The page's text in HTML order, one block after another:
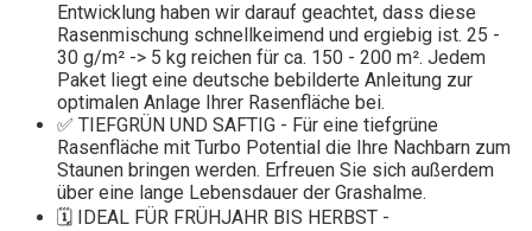
Entwicklung haben wir darauf geachtet, dass diese
Rasenmischung schnellkeimend und ergiebig ist. 25 -
30 g/m² -> 5 kg reichen für ca. 150 - 200 m². Jedem
Paket liegt eine deutsche bebilderte Anleitung zur
optimalen Anlage Ihrer Rasenfläche bei.
✅ TIEFGRÜN UND SAFTIG - Für eine tiefgrüne
Rasenfläche mit Turbo Potential die Ihre Nachbarn zum
Staunen bringen werden. Erfreuen Sie sich außerdem
über eine lange Lebensdauer der Grashalme.
🗓 IDEAL FÜR FRÜHJAHR BIS HERBST -